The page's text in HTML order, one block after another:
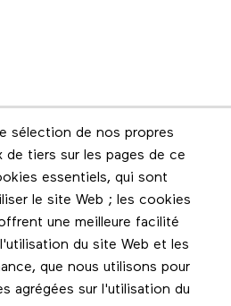
sélection de nos propres
tiers sur les pages de ce
essentiels, qui sont
le site Web ; les cookies
une meilleure facilité
du site Web et les
que nous utilisons pour
agrégées sur l'utilisation du
grâce à l'infolettre
éditions Esse
Instagram